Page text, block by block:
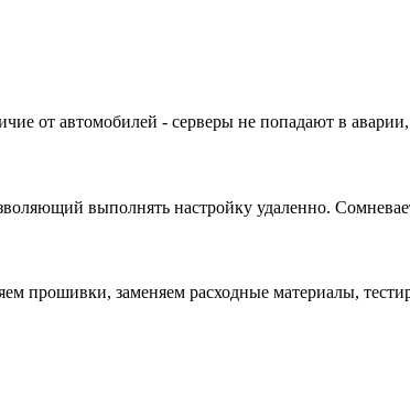
от автомобилей - серверы не попадают в
выполнять настройку удаленно.
прошивки, заменяем расходные материалы,